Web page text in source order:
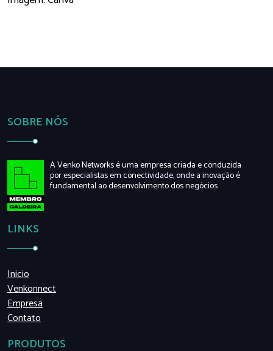
SOBRE NÓS
A Venko Networks é uma empresa criada e conduzida
por especialistas em conectividade, onde a inovação é
fundamental ao desenvolvimento dos negócios
LINKS
Inicio
Venkonnect
Empresa
Contato
PRODUTOS